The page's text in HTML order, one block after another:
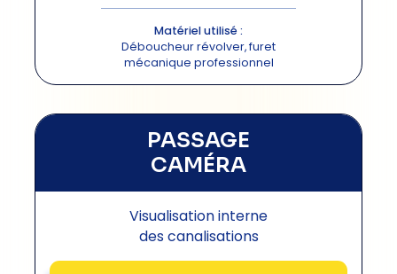
Matériel utilisé :
Déboucheur révolver, furet
mécanique professionnel
PASSAGE
CAMÉRA
Visualisation interne
des canalisations